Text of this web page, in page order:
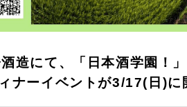
造にて、「日本酒学園！
ナーイベントが3/17(日)に